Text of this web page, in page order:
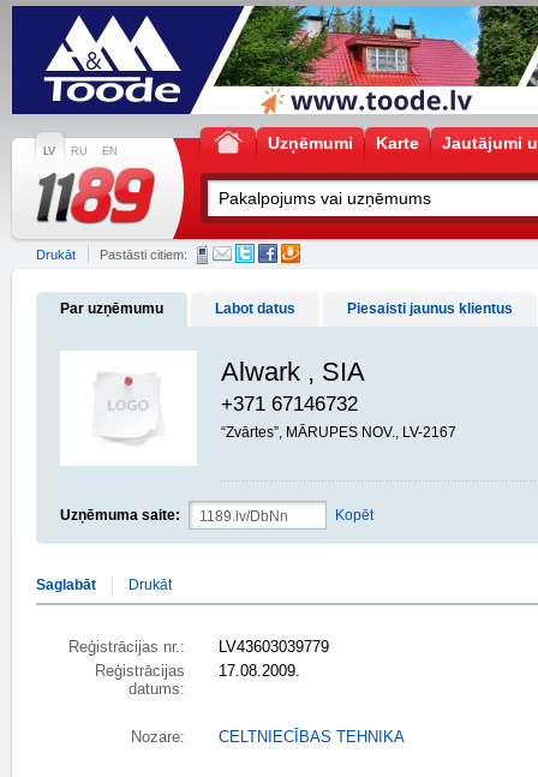
LV RU EN Uzņēmumi Karte Jautājumi
Drukāt Pastāsti citiem:
Par uzņēmumu Labot datus Piesaisti jaunus klientus
Alwark , SIA
+371 67146732
“Zvārtes”, MĀRUPES NOV., LV-2167
Uzņēmuma saite: Kopēt
Saglabāt Drukāt
Reģistrācijas nr.:
LV43603039779
Reģistrācijas
datums:
17.08.2009.
Nozare: CELTNIECĪBAS TEHNIKA